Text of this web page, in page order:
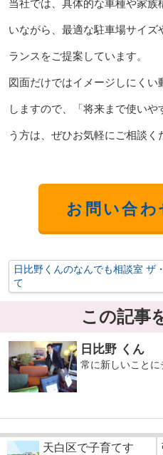
当社では、具体的な車種や家族
いながら、最適な駐車場サイ
ランスをご提案しています。
図面だけではイメージしにく
しますので、「将来まで使い
う方は、ぜひお気軽にご相談く
お問い合わ
日比野くんのなんでも相談室 ザ
て
この記事
日比野 くん
常に新しいことに
天白区で子育てす